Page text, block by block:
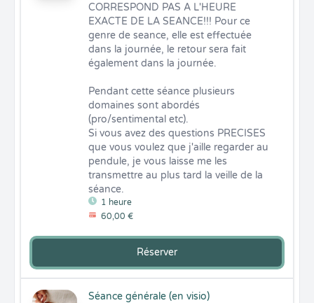
1 heure
60,00 €
CORRESPOND PAS A L'HEURE
EXACTE DE LA SEANCE!!! Pour ce
genre de seance, elle est effectuée
dans la journée, le retour sera fait
également dans la journée.
Pendant cette séance plusieurs
domaines sont abordés
(pro/sentimental etc).
Si vous avez des questions PRECISES
que vous voulez que j'aille regarder au
pendule, je vous laisse me les
transmettre au plus tard la veille de la
séance.
Réserver
Séance générale (en visio)